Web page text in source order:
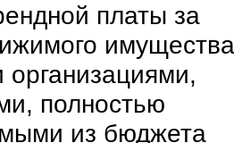
платы за
имущества
полностью
из бюджета